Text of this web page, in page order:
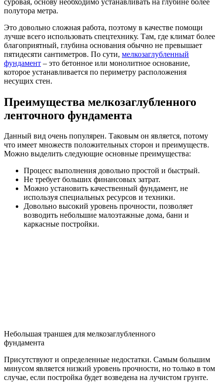
полутора метра.
Это довольно сложная работа, поэтому в качестве помощи
лучше всего использовать спецтехнику. Там, где климат более
благоприятный, глубина основания обычно не превышает
пятидесяти сантиметров. По сути, мелкозаглубленный
фундамент – это бетонное или монолитное основание,
которое устанавливается по периметру расположения
несущих стен.
Преимущества мелкозаглубленного
ленточного фундамента
Данный вид очень популярен. Таковым он является, потому
что имеет множеств положительных сторон и преимуществ.
Можно выделить следующие основные преимущества:
Процесс выполнения довольно простой и быстрый.
Не требует больших финансовых затрат.
Можно установить качественный фундамент, не
используя специальных ресурсов и техники.
Довольно высокий уровень прочности, позволяет
возводить небольшие малоэтажные дома, бани и
каркасные постройки.
Небольшая траншея для мелкозаглубленного
фундамента
Присутствуют и определенные недостатки. Самым большим
минусом является низкий уровень прочности, но только в том
случае, если постройка будет возведена на лучистом грунте.